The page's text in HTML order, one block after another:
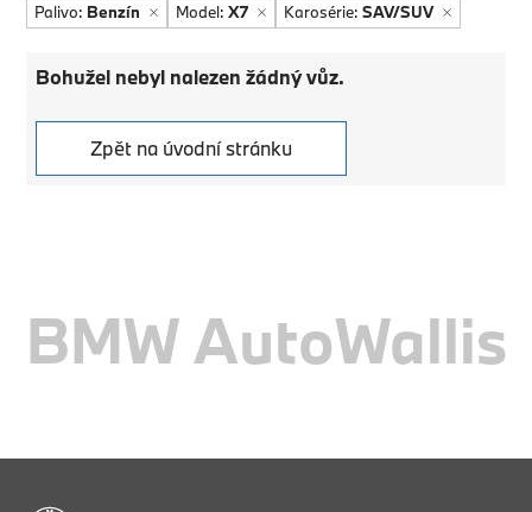
Palivo: Benzín Model:X7 Karosérie:SAV/SUV
Bohužel nebyl nalezen žádný vůz.
Zpět na úvodní stránku
BMW AutoWallis